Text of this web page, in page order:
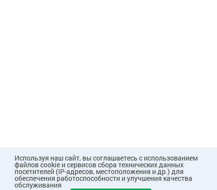
Используя наш сайт, вы соглашаетесь с использованием
файлов cookie и сервисов сбора технических данных
посетителей (IP-адресов, местоположения и др.) для
обеспечения работоспособности и улучшения качества
обслуживания